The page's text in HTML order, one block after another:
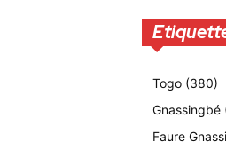
Togo (380)
Gnassingbé
Faure